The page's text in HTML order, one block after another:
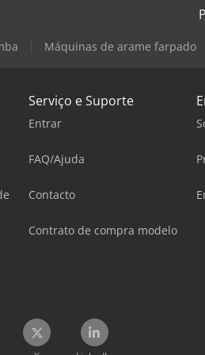
Máquinas de arame farpado
Serviço e Suporte
Entrar
FAQ/Ajuda
Contacto
Contrato de compra modelo